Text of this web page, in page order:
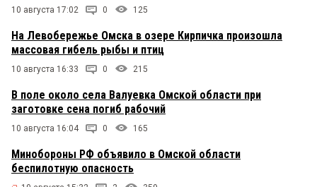
10 августа 17:02 0 125
На Левобережье Омска в озере Кирпичка произошла
массовая гибель рыбы и птиц
10 августа 16:33 0 215
В поле около села Валуевка Омской области при
заготовке сена погиб рабочий
10 августа 16:04 0 165
Минобороны РФ объявило в Омской области
беспилотную опасность